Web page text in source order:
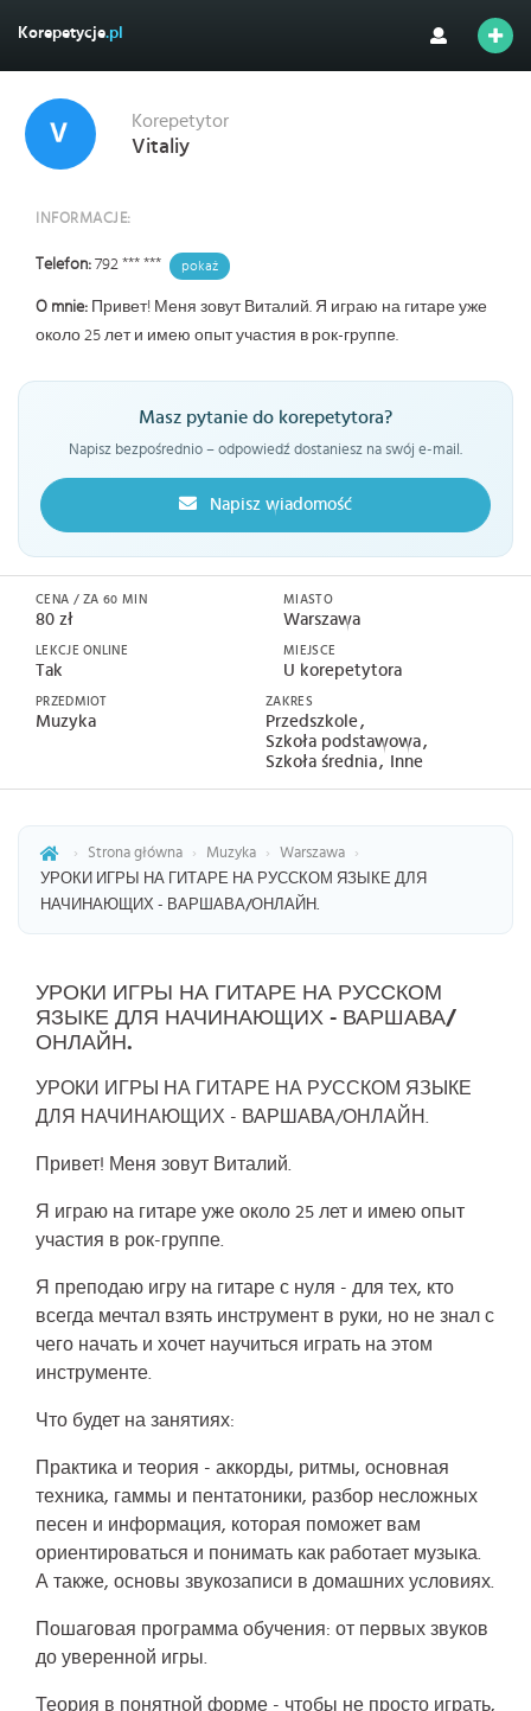
Korepetycje.pl
Korepetytor
Vitaliy
INFORMACJE:
Telefon: 792 *** *** pokaż
O mnie: Привет! Меня зовут Виталий. Я играю на гитаре уже
около 25 лет и имею опыт участия в рок-группе.
Masz pytanie do korepetytora?
Napisz bezpośrednio – odpowiedź dostaniesz na swój e-mail.
Napisz wiadomość
CENA / ZA 60 MIN
80 zł
LEKCJE ONLINE
Tak
MIASTO
Warszawa
MIEJSCE
U korepetytora
PRZEDMIOT
Muzyka
ZAKRES
Przedszkole
Szkoła podstawowa
Szkoła średnia
Inne
› Strona główna › Muzyka › Warszawa
›
УРОКИ ИГРЫ НА ГИТАРЕ НА РУССКОМ ЯЗЫКЕ ДЛЯ
НАЧИНАЮЩИХ - ВАРШАВА/ОНЛАЙН.
УРОКИ ИГРЫ НА ГИТАРЕ НА РУССКОМ
ЯЗЫКЕ ДЛЯ НАЧИНАЮЩИХ - ВАРШАВА/
ОНЛАЙН.
УРОКИ ИГРЫ НА ГИТАРЕ НА РУССКОМ ЯЗЫКЕ
ДЛЯ НАЧИНАЮЩИХ - ВАРШАВА/ОНЛАЙН.
Привет! Меня зовут Виталий.
Я играю на гитаре уже около 25 лет и имею опыт
участия в рок-группе.
Я преподаю игру на гитаре с нуля - для тех, кто
всегда мечтал взять инструмент в руки, но не знал с
чего начать и хочет научиться играть на этом
инструменте.
Что будет на занятиях:
Практика и теория - аккорды, ритмы, основная
техника, гаммы и пентатоники, разбор несложных
песен и информация, которая поможет вам
ориентироваться и понимать как работает музыка.
А также, основы звукозаписи в домашних условиях.
Пошаговая программа обучения: от первых звуков
до уверенной игры.
Теория в понятной форме - чтобы не просто играть,